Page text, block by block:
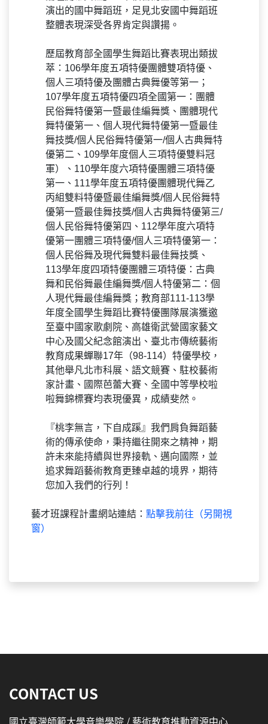
演出的國中舞蹈班，足見北安國中舞蹈班
整體表現深受各界肯定與讚揚。
歷屆教育部全國學生舞蹈比賽表現出類拔
萃：106學年度五項特優團體雙項特優、
個人三項特優及團體古典舞優等第一；
107學年度五項特優四項全國第一：團體
民俗舞特優第一暨最佳編舞獎、團體現代
舞特優第一、個人現代舞特優第一暨最佳
舞技獎/個人民俗舞特優第一/個人古典舞特
優第二、109學年度個人三項特優雙料冠
軍）、110學年度六項特優團體三項特優
第一、111學年度五項特優團體現代舞乙
丙組雙料特優暨最佳編舞獎/個人民俗舞特
優第一暨最佳舞技獎/個人古典舞特優第三/
個人民俗舞特優第四、112學年度六項特
優第一團體三項特優/個人三項特優第一：
個人民俗舞及現代舞雙料最佳舞技獎、
113學年度四項特優團體三項特優：古典
舞和民俗舞最佳編舞獎/個人特優第二：個
人現代舞最佳編舞獎；教育部111-113學
年度全國學生舞蹈比賽特優團隊展演獲邀
至臺中國家歌劇院、高雄衛武營國家藝文
中心及國父紀念館演出、臺北市傳統藝術
教育成果蟬聯17年（98-114）特優學校，
其他舉凡北市科展、語文競賽、駐校藝術
家計畫、國際芭蕾大賽、全國中等學校啦
啦舞錦標賽均表現優異，成績斐然。
『桃李無言，下自成蹊』我們肩負舞蹈藝
術的傳承使命，秉持繼往開來之精神，期
許未來能持續與世界接軌、邁向國際，並
追求舞蹈藝術教育更臻卓越的境界，期待
您加入我們的行列！
藝才班課程計畫網站連結： 點擊我前往（另開視
窗）
CONTACT US